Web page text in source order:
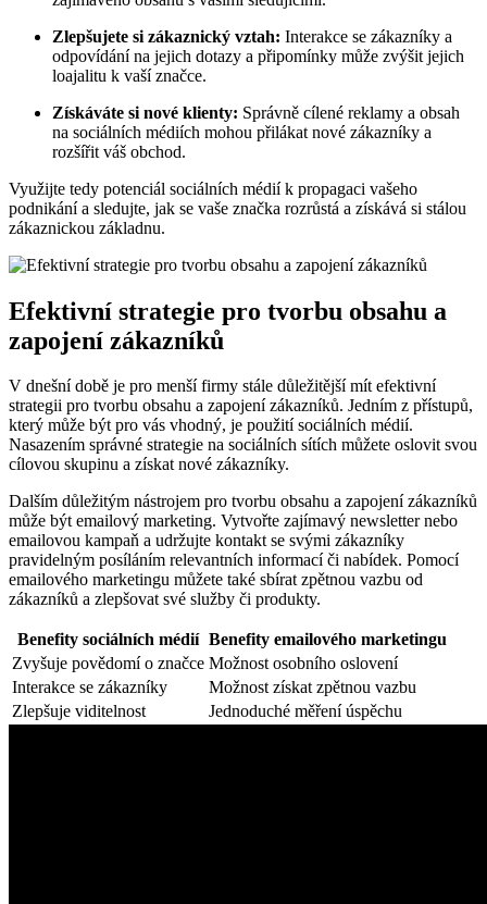
Zlepšujete si zákaznický vztah: Interakce se zákazníky a
odpovídání na jejich dotazy a připomínky může zvýšit jejich
loajalitu k vaší značce.
Získáváte si nové klienty: Správně cílené reklamy a obsah
na sociálních médiích mohou přilákat nové zákazníky a
rozšířit váš obchod.
Využijte tedy potenciál sociálních médií k propagaci vašeho
podnikání a sledujte, jak se vaše značka rozrůstá a získává si stálou
zákaznickou základnu.
Efektivní strategie pro tvorbu obsahu a
zapojení zákazníků
V dnešní době je pro menší firmy stále důležitější mít efektivní
strategii pro tvorbu obsahu a zapojení zákazníků. Jedním z přístupů,
který může být pro vás vhodný, je použití sociálních médií.
Nasazením správné strategie na sociálních sítích můžete oslovit svou
cílovou skupinu a získat nové zákazníky.
Dalším důležitým nástrojem pro tvorbu obsahu a zapojení zákazníků
může být emailový marketing. Vytvořte zajímavý newsletter nebo
emailovou kampaň a udržujte kontakt se svými zákazníky
pravidelným posíláním relevantních informací či nabídek. Pomocí
emailového marketingu můžete také sbírat zpětnou vazbu od
zákazníků a zlepšovat své služby či produkty.
Benefity sociálních médií Benefity emailového marketingu
Zvyšuje povědomí o značce Možnost osobního oslovení
Interakce se zákazníky
Možnost získat zpětnou vazbu
Zlepšuje viditelnost
Jednoduché měření úspěchu